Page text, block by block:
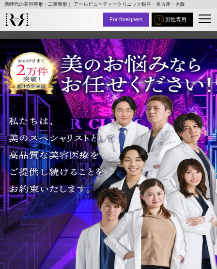
新時代の美容整形・二重整形｜ アールビューティークリニック銀座・名古屋・大阪
男性専用
For foreigners